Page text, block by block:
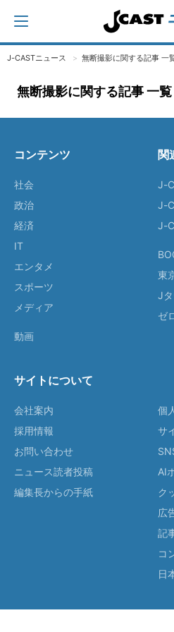
J-CASTニュース 無断撮影に関する記事 一
無断撮影に関する記事 一覧
コンテンツ
社会
政治
経済
IT
エンタメ
スポーツ
メディア
動画
関
J-
J-
J-
東
J
ゼ
サイトについて
会社案内
採用情報
お問い合わせ
ニュース読者投稿
編集長からの手紙
個
サ
AI
ク
広
記
コ
日